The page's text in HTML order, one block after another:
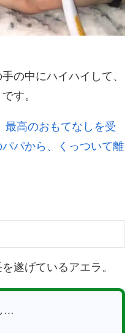
の中にハイハイして、
す。
最高のおもてなしを受
パから、くっついて離
遂げているアエラ。
…